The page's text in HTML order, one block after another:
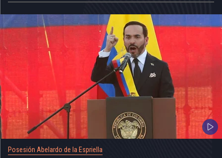
Posesión Abelardo de la Espriella